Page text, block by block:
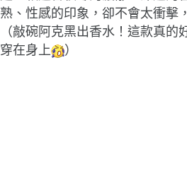
熟、性感的印象，卻不會太衝擊
（敲碗阿克黑出香水！這款真
穿在身上
）